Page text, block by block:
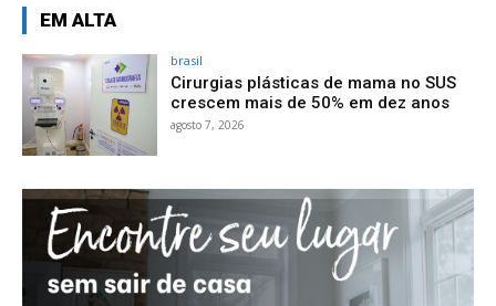
EM ALTA
brasil
Cirurgias plásticas de mama no SUS
crescem mais de 50% em dez anos
agosto 7, 2026